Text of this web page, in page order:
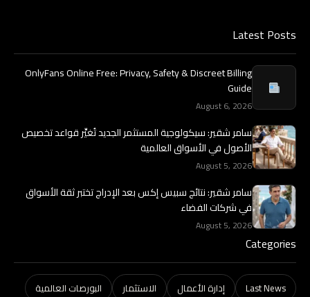
Latest Posts
OnlyFans Online Free: Privacy, Safety & Discreet Billing
Guide
August 6, 2026
سامر شقير: سيكولوجية المستثمر الجديد تُغيِّر قواعد تخصيص
الأصول في الأسواق العالمية
August 5, 2026
سامر شقير: نتائج سبيس إكس بعد الإدراج تختبر ثقة الأسواق
في شركات الفضاء
August 5, 2026
Categories
Last News إدارة الأعمال الاستثمار
البورصات العالمية